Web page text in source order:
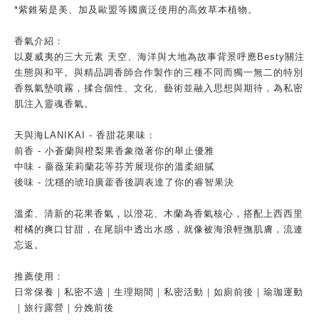
*紫錐菊是美、加及歐盟等國廣泛使用的高效草本植物。
香氣介紹：
以夏威夷的三⼤元素 天空、海洋與⼤地為故事背景呼應Besty關注
⽣態與和平。與精品調香師合作製作的三種不同而獨⼀無⼆的特別
香氛氣墊噴霧，揉合個性、⽂化、藝術並融⼊思想與期待，為私密
肌注⼊靈魂香氣。
天與海LANIKAI - 香甜花果味：
前香 - 小蒼蘭與橙梨果香象徵著你的舉止優雅
中味 - 薔薇茉莉蘭花等芬芳展現你的溫柔細膩
後味 - 沈穩的琥珀廣藿香後調表達了你的睿智果決
溫柔、清新的花果香氣，以澄花、木蘭為香氣核心，搭配上西西里
柑橘的爽口甘甜，在尾韻中透出水感，就像被海浪輕撫肌膚，流連
忘返。
推薦使用：
日常保養｜私密不適｜生理期間｜私密活動｜如廁前後｜瑜珈運動
｜旅行露營｜分娩前後